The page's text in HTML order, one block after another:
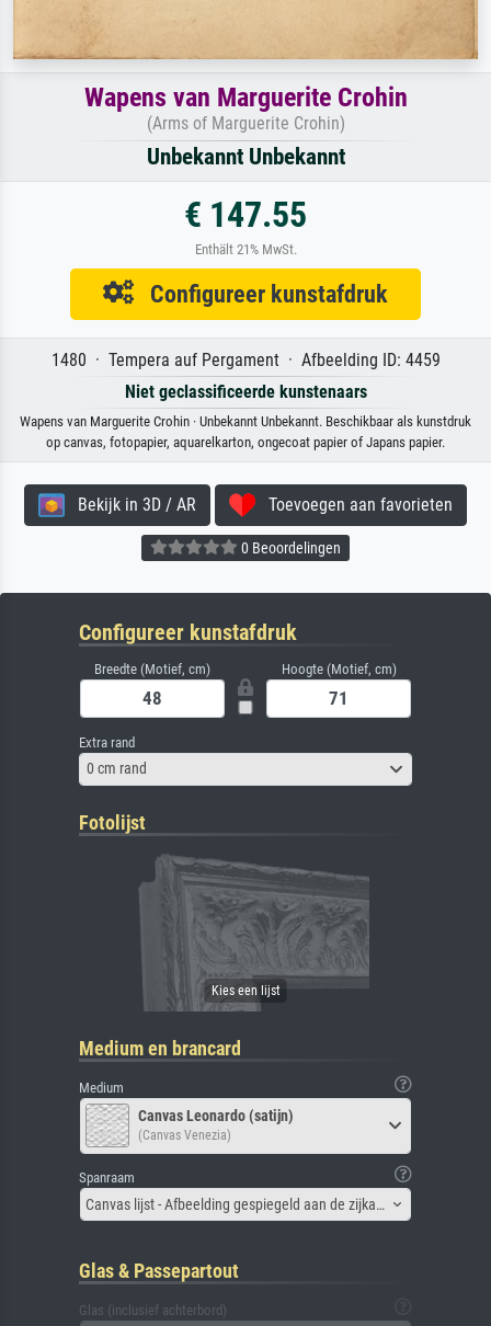
Wapens van Marguerite Crohin
(Arms of Marguerite Crohin)
Unbekannt Unbekannt
€ 147.55
Enthält 21% MwSt.
Configureer kunstafdruk
1480 · Tempera auf Pergament · Afbeelding ID: 4459
Niet geclassificeerde kunstenaars
Wapens van Marguerite Crohin · Unbekannt Unbekannt. Beschikbaar als kunstdruk
op canvas, fotopapier, aquarelkarton, ongecoat papier of Japans papier.
Bekijk in 3D / AR Toevoegen aan favorieten
0 Beoordelingen
Configureer kunstafdruk
Breedte (Motief, cm) Hoogte (Motief, cm)
Extra rand
0 cm rand
Fotolijst
Medium en brancard
Medium
Canvas Leonardo (satijn)
(Canvas Venezia)
Spanraam
Canvas lijst - Afbeelding gespiegeld aan de zijkant
Glas & Passepartout
Glas (inclusief achterbord)